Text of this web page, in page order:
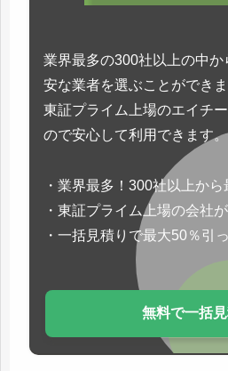
業界最多の300社以上の中
安な業者を選ぶことができま
東証プライム上場のエイチ
ので安心して利用できます。
・業界最多！300社以上か
・東証プライム上場の会社
・一括見積りで最大50％引
無料で一括見